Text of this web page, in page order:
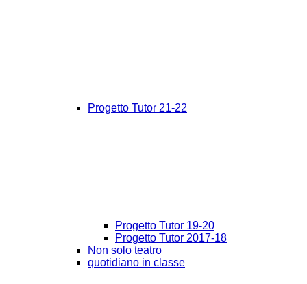
Progetto Tutor 21-22
Progetto Tutor 19-20
Progetto Tutor 2017-18
Non solo teatro
quotidiano in classe